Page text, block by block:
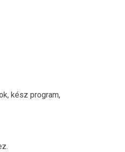
kész program,